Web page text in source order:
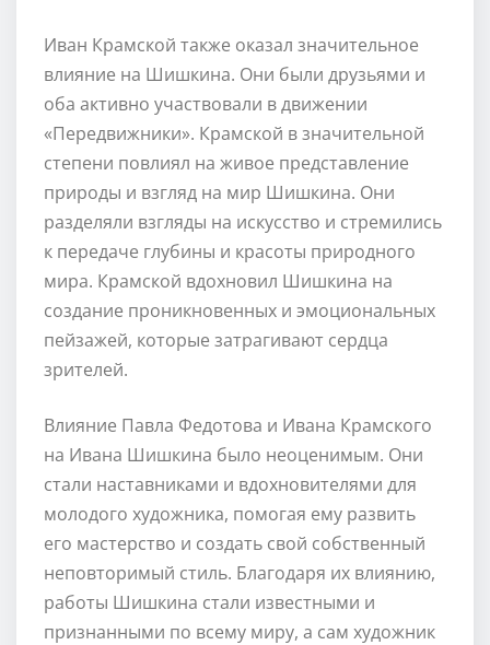
Иван Крамской также оказал значительное
влияние на Шишкина. Они были друзьями и
оба активно участвовали в движении
«Передвижники». Крамской в значительной
степени повлиял на живое представление
природы и взгляд на мир Шишкина. Они
разделяли взгляды на искусство и стремились
к передаче глубины и красоты природного
мира. Крамской вдохновил Шишкина на
создание проникновенных и эмоциональных
пейзажей, которые затрагивают сердца
зрителей.
Влияние Павла Федотова и Ивана Крамского
на Ивана Шишкина было неоценимым. Они
стали наставниками и вдохновителями для
молодого художника, помогая ему развить
его мастерство и создать свой собственный
неповторимый стиль. Благодаря их влиянию,
работы Шишкина стали известными и
признанными по всему миру, а сам художник